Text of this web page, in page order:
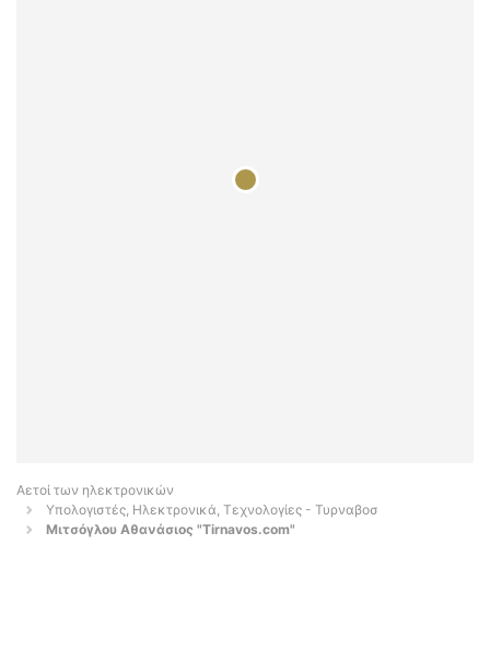
Αετοί των ηλεκτρονικών
Υπολογιστές, Ηλεκτρονικά, Τεχνολογίες - Τυρναβοσ
Μιτσόγλου Αθανάσιος "Tirnavos.com"